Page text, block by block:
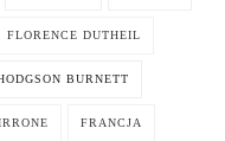
FLORENCE DUTHEIL
BURNETT
FRANCJA